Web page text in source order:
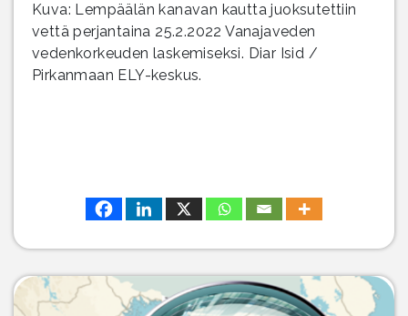
Kuva: Lempäälän kanavan kautta juoksutettiin
vettä perjantaina 25.2.2022 Vanajaveden
vedenkorkeuden laskemiseksi. Diar Isid /
Pirkanmaan ELY-keskus.